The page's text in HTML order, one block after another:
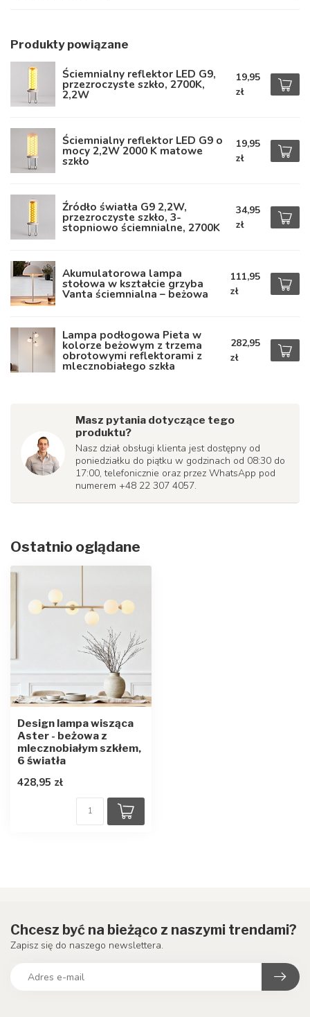
Produkty powiązane
Ściemnialny reflektor LED G9,
przezroczyste szkło, 2700K,
2,2W
19,95
zł
Ściemnialny reflektor LED G9 o
mocy 2,2W 2000 K matowe
szkło
19,95
zł
Źródło światła G9 2,2W,
przezroczyste szkło, 3-
stopniowo ściemnialne, 2700K
34,95
zł
Akumulatorowa lampa
stołowa w kształcie grzyba
Vanta ściemnialna – beżowa
111,95
zł
Lampa podłogowa Pieta w
kolorze beżowym z trzema
obrotowymi reflektorami z
mlecznobiałego szkła
282,95
zł
Masz pytania dotyczące tego
produktu?
Nasz dział obsługi klienta jest dostępny od
poniedziałku do piątku w godzinach od 08:30 do
17:00, telefonicznie oraz przez WhatsApp pod
numerem +48 22 307 4057.
Ostatnio oglądane
Design lampa wisząca
Aster - beżowa z
mlecznobiałym szkłem,
6 światła
428,95 zł
Chcesz być na bieżąco z naszymi trendami?
Zapisz się do naszego newslettera.